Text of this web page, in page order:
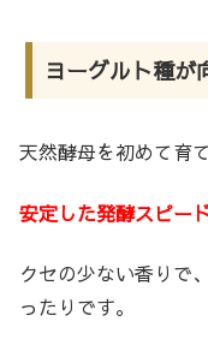
ヨーグルト種が
天然酵母を初めて育て
安定した発酵スピー
クセの少ない香りで
ったりです。